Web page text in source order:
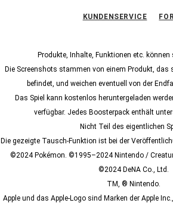
KUNDENSERVICE
Produkte, Inhalte, Funktionen etc.
Die Screenshots stammen von einem Produkt, das
befindet, und weichen eventuell von der
Das Spiel kann kostenlos heruntergeladen
verfügbar. Jedes Boosterpack enthält
Nicht Teil des eigentlichen
Die gezeigte Tausch-Funktion ist bei der
©2024 Pokémon. ©1995–2024 Nintendo /
©2024 DeNA Co., Ltd.
TM, ® Nintendo.
Apple und das Apple-Logo sind Marken der Apple